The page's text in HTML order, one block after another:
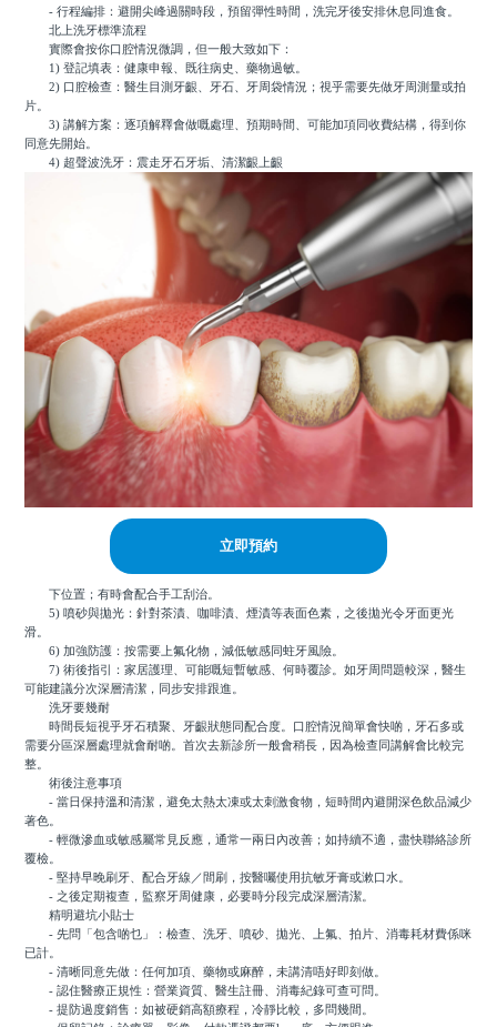
- 行程編排：避開尖峰過關時段，預留彈性時間，洗完牙後安排休息同進食。
北上洗牙標準流程
實際會按你口腔情況微調，但一般大致如下：
1) 登記填表：健康申報、既往病史、藥物過敏。
2) 口腔檢查：醫生目測牙齦、牙石、牙周袋情況；視乎需要先做牙周測量或拍
片。
3) 講解方案：逐項解釋會做嘅處理、預期時間、可能加項同收費結構，得到你
同意先開始。
4) 超聲波洗牙：震走牙石牙垢、清潔齦上齦
立即預約
下位置；有時會配合手工刮治。
5) 噴砂與拋光：針對茶漬、咖啡漬、煙漬等表面色素，之後拋光令牙面更光
滑。
6) 加強防護：按需要上氟化物，減低敏感同蛀牙風險。
7) 術後指引：家居護理、可能嘅短暫敏感、何時覆診。如牙周問題較深，醫生
可能建議分次深層清潔，同步安排跟進。
洗牙要幾耐
時間長短視乎牙石積聚、牙齦狀態同配合度。口腔情況簡單會快啲，牙石多或
需要分區深層處理就會耐啲。首次去新診所一般會稍長，因為檢查同講解會比較完
整。
術後注意事項
- 當日保持溫和清潔，避免太熱太凍或太刺激食物，短時間內避開深色飲品減少
著色。
- 輕微滲血或敏感屬常見反應，通常一兩日內改善；如持續不適，盡快聯絡診所
覆檢。
- 堅持早晚刷牙、配合牙線／間刷，按醫囑使用抗敏牙膏或漱口水。
- 之後定期複查，監察牙周健康，必要時分段完成深層清潔。
精明避坑小貼士
- 先問「包含啲乜」：檢查、洗牙、噴砂、拋光、上氟、拍片、消毒耗材費係咪
已計。
- 清晰同意先做：任何加項、藥物或麻醉，未講清唔好即刻做。
- 認住醫療正規性：營業資質、醫生註冊、消毒紀錄可查可問。
- 提防過度銷售：如被硬銷高額療程，冷靜比較，多問幾間。